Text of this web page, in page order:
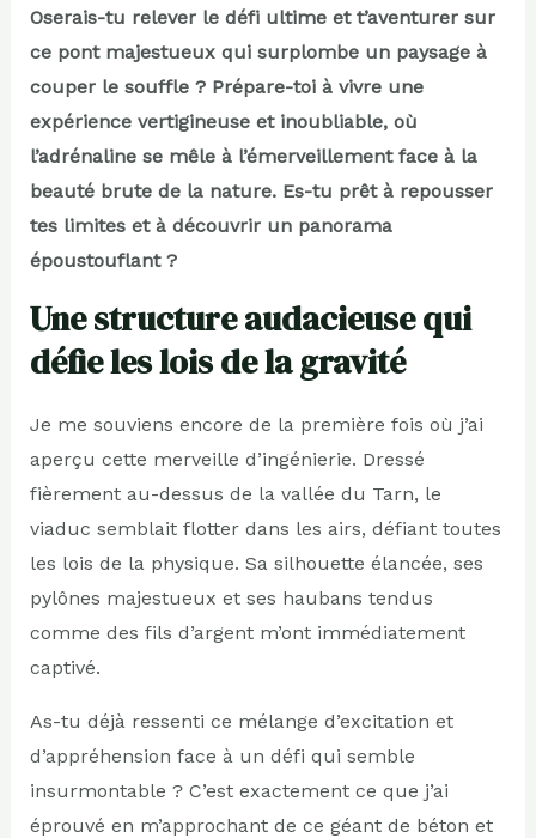
Oserais-tu relever le défi ultime et t’aventurer sur
ce pont majestueux qui surplombe un paysage à
couper le souffle ? Prépare-toi à vivre une
expérience vertigineuse et inoubliable, où
l’adrénaline se mêle à l’émerveillement face à la
beauté brute de la nature. Es-tu prêt à repousser
tes limites et à découvrir un panorama
époustouflant ?
Une structure audacieuse qui
défie les lois de la gravité
Je me souviens encore de la première fois où j’ai
aperçu cette merveille d’ingénierie. Dressé
fièrement au-dessus de la vallée du Tarn, le
viaduc semblait flotter dans les airs, défiant toutes
les lois de la physique. Sa silhouette élancée, ses
pylônes majestueux et ses haubans tendus
comme des fils d’argent m’ont immédiatement
captivé.
As-tu déjà ressenti ce mélange d’excitation et
d’appréhension face à un défi qui semble
insurmontable ? C’est exactement ce que j’ai
éprouvé en m’approchant de ce géant de béton et